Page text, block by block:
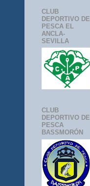
CLUB
DEPORTIVO DE
PESCA EL
ANCLA-
SEVILLA
CLUB
DEPORTIVO DE
PESCA
BASSMORÓN